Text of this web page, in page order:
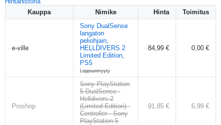
Kauppa
Nimike Hinta Toimitus
e-ville
Sony DualSense
langaton
peliohjain,
HELLDIVERS 2
Limited Edition,
PS5
Loppuunmyyty
84,99 € 0,00 €
Proshop
Sony PlayStation
5 DualSense -
Helldivers 2
(Limited Edition) -
Controller - Sony
PlayStation 5
91,85 € 6,99 €